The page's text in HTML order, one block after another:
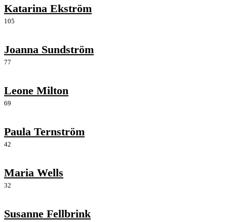
Katarina Ekström
105
Joanna Sundström
77
Leone Milton
69
Paula Ternström
42
Maria Wells
32
Susanne Fellbrink